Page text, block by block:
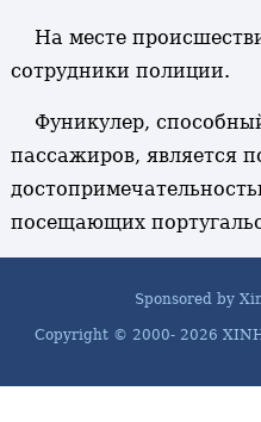
На месте
сотрудники полиции.
Фуникулер,
пассажиров, является
посещающих
Sponsored by
Copyright © 2000- 2026